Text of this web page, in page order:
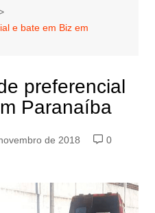
e bate em Biz em
preferencial
Paranaíba
de 2018
0